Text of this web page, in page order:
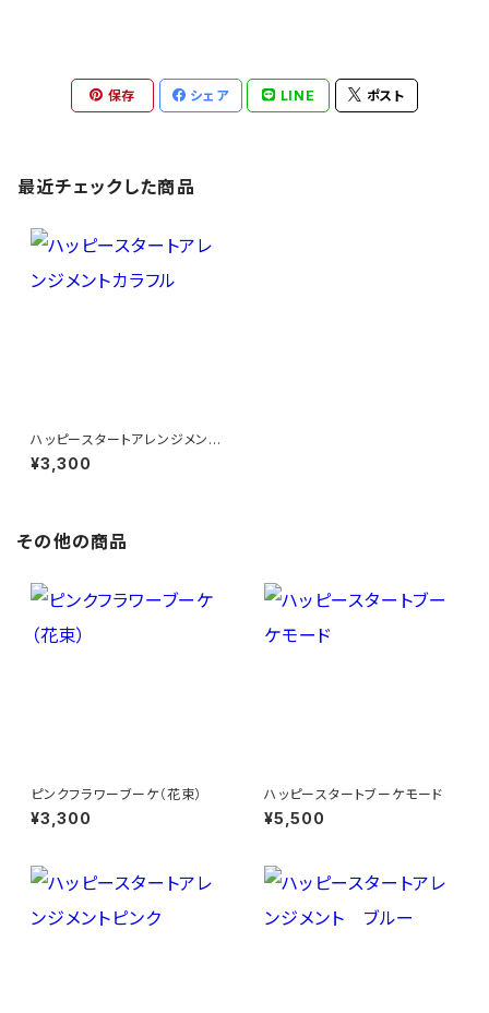
保存 シェア LINE ポスト
最近チェックした商品
ハッピースタートアレンジメント
カラフル
¥3,300
その他の商品
ピンクフラワーブーケ（花束）
¥3,300
ハッピースタートブーケモード
¥5,500